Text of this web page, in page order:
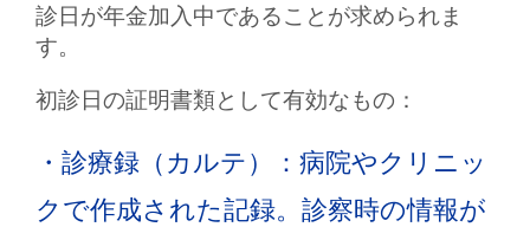
診日が年金加入中であることが求められま
す。
初診日の証明書類として有効なもの：
・診療録（カルテ）
：病院やクリニッ
クで作成された記録。診察時の情報が